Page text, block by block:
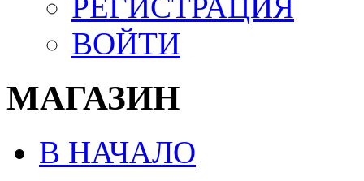
ВОЙТИ
МАГАЗИН
В НАЧАЛО